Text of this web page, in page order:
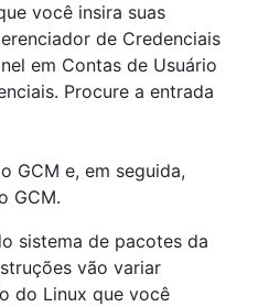
você insira suas
de Credenciais
em Contas de Usuário
Procure a entrada
GCM e, em seguida,
GCM.
sistema de pacotes da
vão variar
do Linux que você